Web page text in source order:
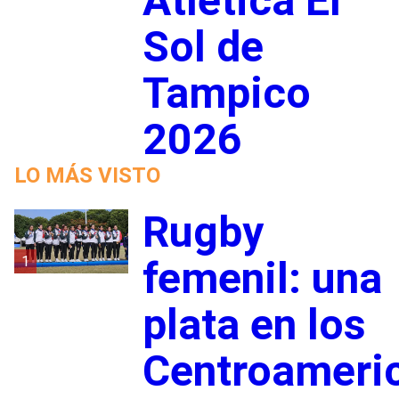
Sol de
Tampico
2026
LO MÁS VISTO
1
Rugby
femenil: una
plata en los